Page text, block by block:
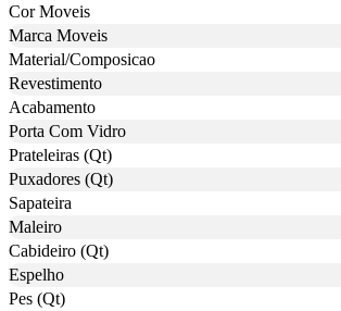
Cor Moveis
Marca Moveis
Material/Composicao
Revestimento
Acabamento
Porta Com Vidro
Prateleiras (Qt)
Puxadores (Qt)
Sapateira
Maleiro
Cabideiro (Qt)
Espelho
Pes (Qt)